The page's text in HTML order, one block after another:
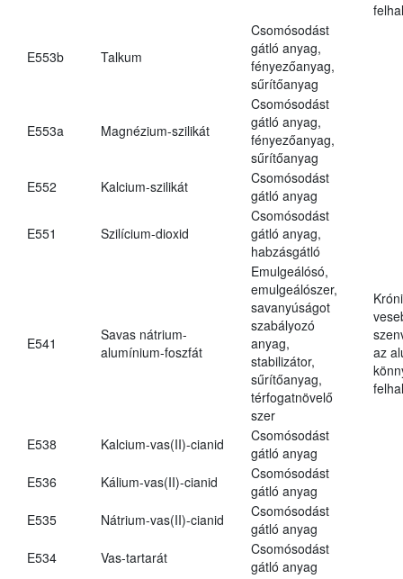
E553b Talkum
Csomósodást
gátló anyag,
fényezőanyag,
sűrítőanyag
E553a Magnézium-szilikát
Csomósodást
gátló anyag,
fényezőanyag,
sűrítőanyag
E552
Kalcium-szilikát
Csomósodást
gátló anyag
E551 Szilícium-dioxid
Csomósodást
gátló anyag,
habzásgátló
E541
Savas nátrium-
alumínium-foszfát
Emulgeálósó,
emulgeálószer,
savanyúságot
szabályozó
anyag,
stabilizátor,
sűrítőanyag,
térfogatnövelő
szer
az
E538 Kalcium-vas(II)-cianid
Csomósodást
gátló anyag
E536
Kálium-vas(II)-cianid
Csomósodást
gátló anyag
E535
Nátrium-vas(II)-cianid
Csomósodást
gátló anyag
E534
Vas-tartarát
Csomósodást
gátló anyag